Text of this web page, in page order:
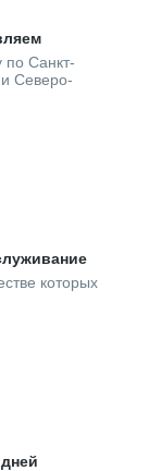
по Санкт-
и Северо-
которых